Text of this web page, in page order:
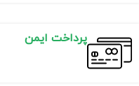
پرداخت ایمن